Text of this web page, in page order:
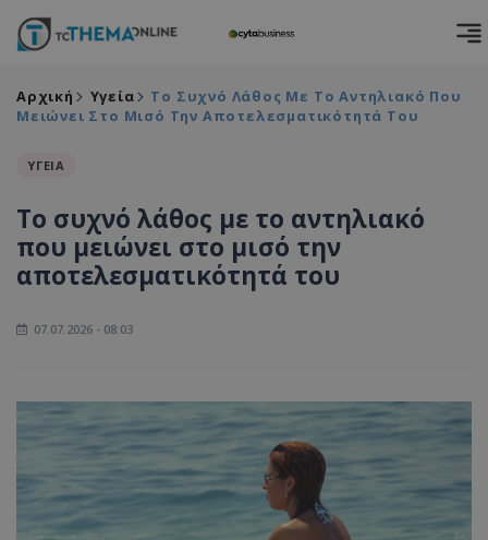
Αρχική Υγεία
Το Συχνό Λάθος Με Το Αντηλιακό Που
Μειώνει Στο Μισό Την Αποτελεσματικότητά Του
ΥΓΕΙΑ
Το συχνό λάθος με το αντηλιακό
που μειώνει στο μισό την
αποτελεσματικότητά του
07.07.2026 - 08:03